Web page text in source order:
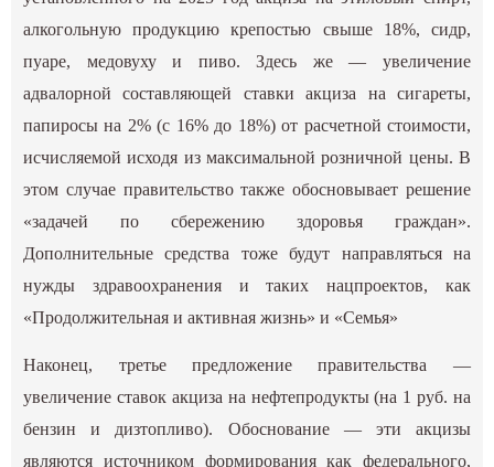
алкогольную продукцию крепостью свыше 18%, сидр,
пуаре, медовуху и пиво. Здесь же — увеличение
адвалорной составляющей ставки акциза на сигареты,
папиросы на 2% (с 16% до 18%) от расчетной стоимости,
исчисляемой исходя из максимальной розничной цены. В
этом случае правительство также обосновывает решение
«задачей по сбережению здоровья граждан».
Дополнительные средства тоже будут направляться на
нужды здравоохранения и таких нацпроектов, как
«Продолжительная и активная жизнь» и «Семья»
Наконец, третье предложение правительства —
увеличение ставок акциза на нефтепродукты (на 1 руб. на
бензин и дизтопливо). Обоснование — эти акцизы
являются источником формирования как федерального,